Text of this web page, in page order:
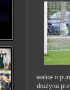
walce o
drużyna